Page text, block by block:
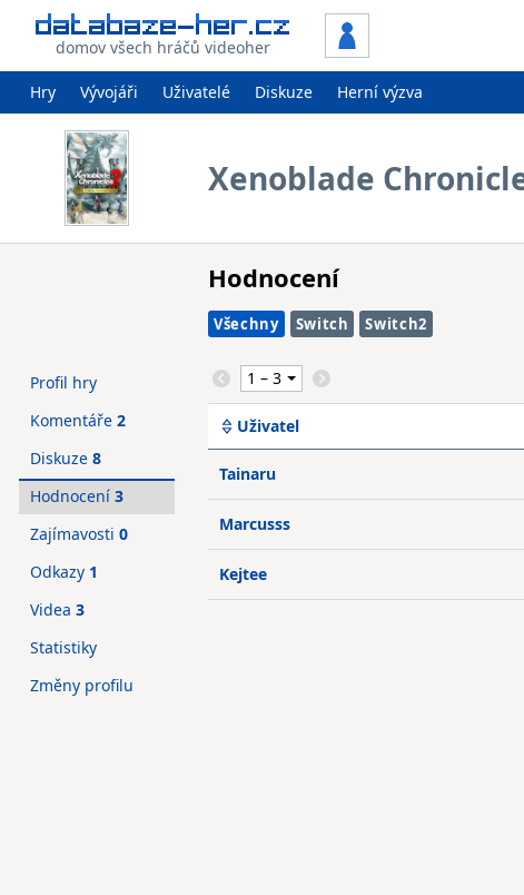
domov všech hráčů videoher
Hry Vývojáři Uživatelé Diskuze Herní výzva
Xenoblade
Hodnocení
Všechny Switch Switch2
Uživatel
Tainaru
Marcusss
Kejtee
Profil hry
Komentáře 2
Diskuze 8
Hodnocení 3
Zajímavosti 0
Odkazy 1
Videa 3
Statistiky
Změny profilu